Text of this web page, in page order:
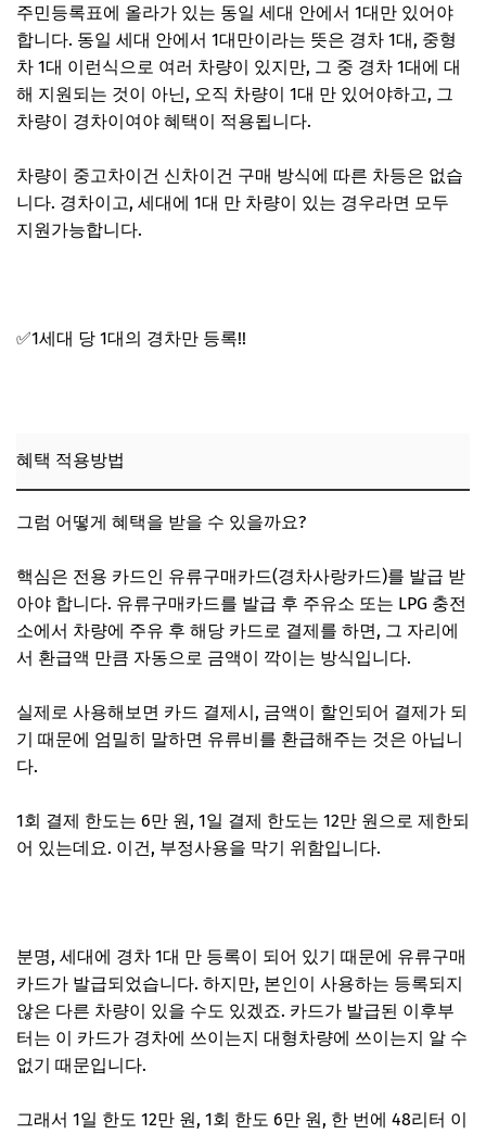
주민등록표에 올라가 있는 동일 세대 안에서 1대만 있어야
합니다. 동일 세대 안에서 1대만이라는 뜻은 경차 1대, 중형
차 1대 이런식으로 여러 차량이 있지만, 그 중 경차 1대에 대
해 지원되는 것이 아닌, 오직 차량이 1대 만 있어야하고, 그
차량이 경차이여야 혜택이 적용됩니다.
차량이 중고차이건 신차이건 구매 방식에 따른 차등은 없습
니다. 경차이고, 세대에 1대 만 차량이 있는 경우라면 모두
지원가능합니다.
✅1세대 당 1대의 경차만 등록!!
혜택 적용방법
그럼 어떻게 혜택을 받을 수 있을까요?
핵심은 전용 카드인 유류구매카드(경차사랑카드)를 발급 받
아야 합니다. 유류구매카드를 발급 후 주유소 또는 LPG 충전
소에서 차량에 주유 후 해당 카드로 결제를 하면, 그 자리에
서 환급액 만큼 자동으로 금액이 깍이는 방식입니다.
실제로 사용해보면 카드 결제시, 금액이 할인되어 결제가 되
기 때문에 엄밀히 말하면 유류비를 환급해주는 것은 아닙니
다.
1회 결제 한도는 6만 원, 1일 결제 한도는 12만 원으로 제한되
어 있는데요. 이건, 부정사용을 막기 위함입니다.
분명, 세대에 경차 1대 만 등록이 되어 있기 때문에 유류구매
카드가 발급되었습니다. 하지만, 본인이 사용하는 등록되지
않은 다른 차량이 있을 수도 있겠죠. 카드가 발급된 이후부
터는 이 카드가 경차에 쓰이는지 대형차량에 쓰이는지 알 수
없기 때문입니다.
그래서 1일 한도 12만 원, 1회 한도 6만 원, 한 번에 48리터 이